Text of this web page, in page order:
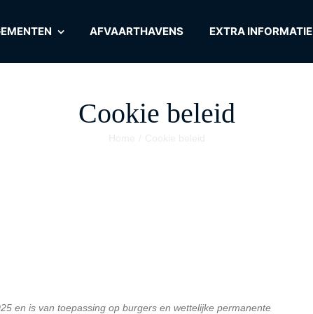
AFVAARTHAVENS EXTRA INFORMATIE
Cookie beleid
en is van toepassing op burgers en wettelijke permanente